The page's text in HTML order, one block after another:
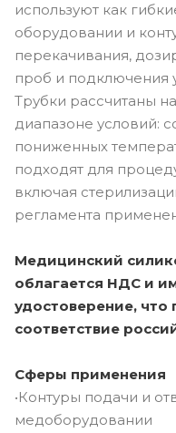
используют как
оборудовании и
перекачивания,
проб и подключения
Трубки рассчитаны
диапазоне условий:
пониженных
подходят для
включая
регламента
Медицинский
облагается НДС и
удостоверение,
соответствие
Сферы применения
•Контуры подачи и
медоборудовании